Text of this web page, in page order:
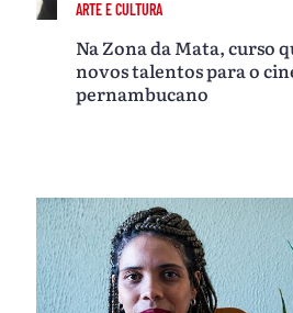
ARTE E CULTURA
Na Zona da Mata, curso
novos talentos para o
pernambucano